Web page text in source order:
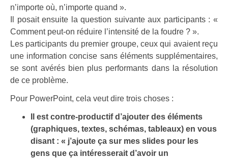
n’importe où, n’importe quand ».
Il posait ensuite la question suivante aux participants : «
Comment peut-on réduire l’intensité de la foudre ? ».
Les participants du premier groupe, ceux qui avaient reçu
une information concise sans éléments supplémentaires,
se sont avérés bien plus performants dans la résolution
de ce problème.
Pour PowerPoint, cela veut dire trois choses :
Il est contre-productif d’ajouter des éléments
(graphiques, textes, schémas, tableaux) en vous
disant : « j’ajoute ça sur mes slides pour les
gens que ça intéresserait d’avoir un